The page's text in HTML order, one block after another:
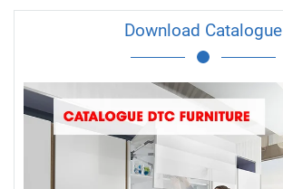
Download Catalogue